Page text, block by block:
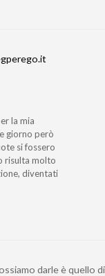
la mia
giorno però
si fossero
risulta molto
diventati
darle è quello di